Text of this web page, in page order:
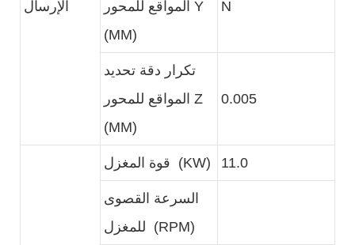
الإرسال
المواقع للمحور Y
(MM)
N
تكرار دقة تحديد
المواقع للمحور Z
(MM)
0.005
قوة المغزل (KW) 11.0
السرعة القصوى
للمغزل (RPM)